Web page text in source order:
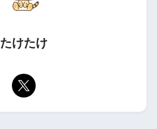
たけたけ